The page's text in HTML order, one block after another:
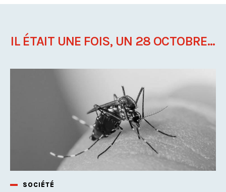
IL ÉTAIT UNE FOIS, UN 28 OCTOBRE...
SOCIÉTÉ